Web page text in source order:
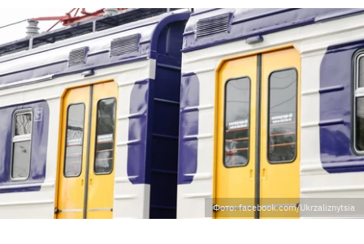
Фото: facebook.com/Ukrzaliznytsia